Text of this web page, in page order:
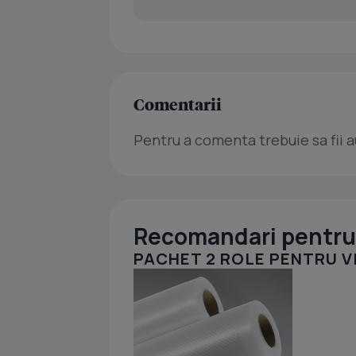
Comentarii
Pentru a comenta trebuie sa fii
Recomandari
PACHET 2 ROLE PENTRU